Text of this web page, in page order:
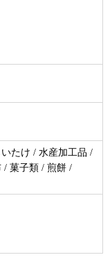
たけ / 水産加工品 /
/ 菓子類 / 煎餅 /